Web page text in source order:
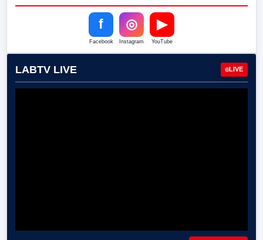
f
Facebook
◎
Instagram
▶
YouTube
LABTV LIVE LIVE